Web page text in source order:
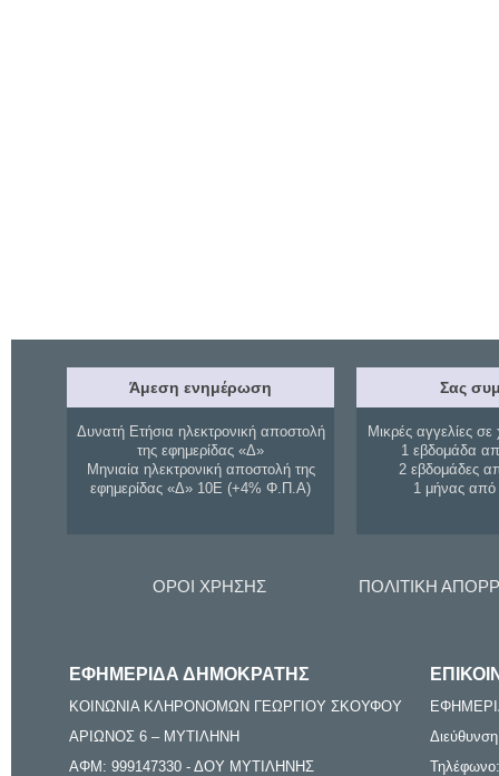
Άμεση ενημέρωση
Δυνατή Ετήσια ηλεκτρονική αποστολή
της εφημερίδας «Δ»
Μηνιαία ηλεκτρονική αποστολή της
εφημερίδας «Δ» 10Ε (+4% Φ.Π.Α)
Σας
Μικρές αγγελίες σε
1 εβδομάδα
2 εβδομάδες
1 μήνας
ΟΡΟΙ ΧΡΗΣΗΣ ΠΟΛΙΤΙΚΗ
ΕΦΗΜΕΡΙΔΑ ΔΗΜΟΚΡΑΤΗΣ
ΚΟΙΝΩΝΙΑ ΚΛΗΡΟΝΟΜΩΝ ΓΕΩΡΓΙΟΥ ΣΚΟΥΦΟΥ
ΑΡΙΩΝΟΣ 6 – ΜΥΤΙΛΗΝΗ
ΑΦΜ: 999147330 - ΔΟΥ ΜΥΤΙΛΗΝΗΣ